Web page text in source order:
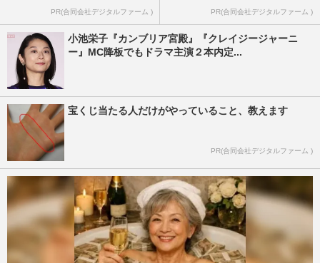
PR(合同会社デジタルファーム ) PR(合同会社デジタルファーム )
小池栄子『カンブリア宮殿』『クレイジージャーニ
ー』MC降板でもドラマ主演２本内定...
宝くじ当たる人だけがやっていること、教えます
PR(合同会社デジタルファーム )